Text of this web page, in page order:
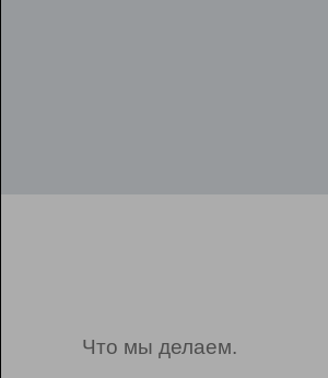
Что мы делаем.